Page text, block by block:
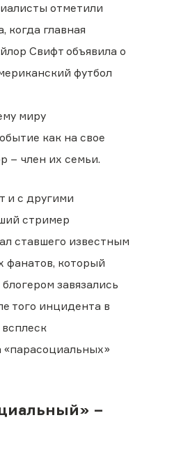
отметили
когда главная
Свифт объявила о
футбол
миру
как на свое
− член их семьи.
и с другими
стример
ставшего известным
фанатов, который
завязались
того инцидента в
«парасоциальных»
−